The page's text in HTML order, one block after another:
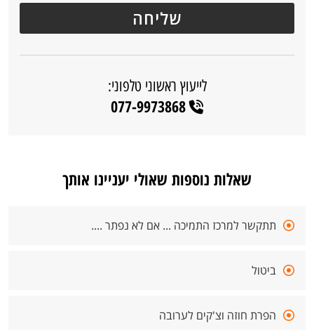
לייעוץ ראשוני טלפוני:
077-9973868
שאלות נוספות שאולי יעניינו אותך
תתקשר למרכז התמיכה ... אם לא נפתר ....
ביטול
הפרת חוזה וצ'קים לערובה